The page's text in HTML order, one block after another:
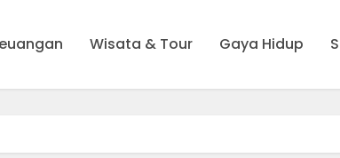
Wisata & Tour Gaya Hidup